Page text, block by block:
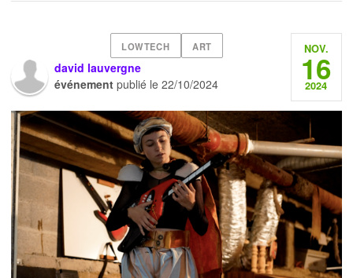
LOWTECH ART
david lauvergne
événement publié le22/10/2024
NOV.
16
2024